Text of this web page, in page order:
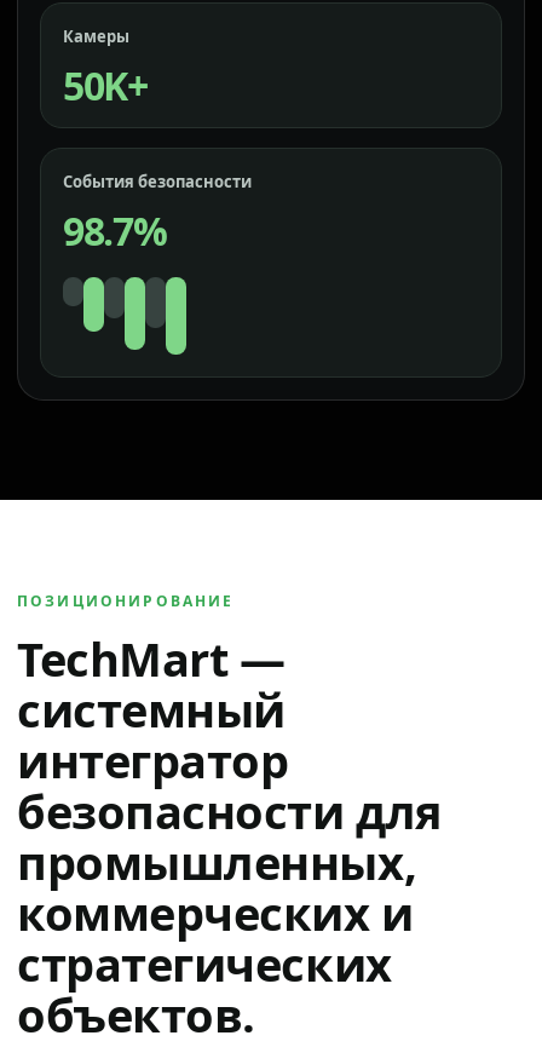
Камеры
50K+
События безопасности
98.7%
ПОЗИЦИОНИРОВАНИЕ
TechMart —
системный
интегратор
безопасности для
промышленных,
коммерческих и
стратегических
объектов.